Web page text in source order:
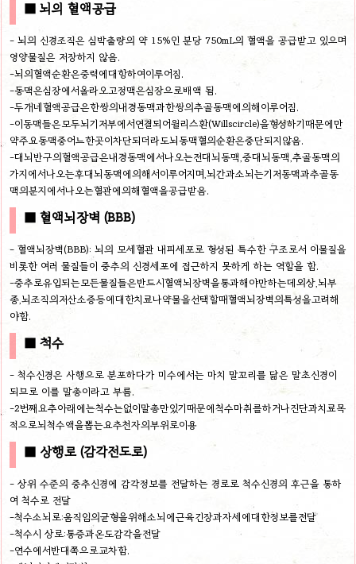
■ 뇌의 혈액공급
- 뇌의 신경조직은 심박출량의 약 15%인 분당 750mL의 혈액을 공급받고 있으며
영양물질은 저장하지 않음.
-뇌의혈액순환은중력에대항하여이루어짐.
-동맥은심장에서올라오고정맥은심장으로배액 됨.
-두개네혈액공급은한쌍의내경동맥과한쌍의추골동맥에의해이루어짐.
-이동맥들은모두뇌기저부에서연결되어윌리스환(Willscircle)을형성하기때문에만
약주요동맥중어느한곳이차단되더라도뇌동맥혈의순환은중단되지않음.
-대뇌반구의혈액공급은내경동맥에서나오는전대뇌동맥,중대뇌동맥,추골동맥의
가지에서나오는후대뇌동맥에의해서이루어지며,뇌간과소뇌는기저동맥과추골동
맥의분지에서나오는혈관에의해혈액을공급받음.
■ 혈액뇌장벽 (BBB)
- 혈액뇌장벽(BBB): 뇌의 모세혈관 내피세포로 형성된 특수한 구조로서 이물질을
비롯한 여러 물질들이 중추의 신경세포에 접근하지 못하게 하는 역할을 함.
-중추로유입되는모든물질들은반드시혈액뇌장벽을통과해야만하는데외상,뇌부
종,뇌조직의저산소증등에대한치료나약물을선택할때혈액뇌장벽의특성을고려해
야함.
■ 척수
- 척수신경은 사행으로 분포하다가 미수에서는 마치 말꼬리를 닮은 말초신경이
되므로 이를 말총이라고 부름.
-2번째요추아래에는척수는없이말총만있기때문에척수마취를하거나진단과치료목
적으로뇌척수액을뽑는요추천자의부위로이용
■ 상행로 (감각전도로)
- 상위 수준의 중추신경에 감각정보를 전달하는 경로로 척수신경의 후근을 통하
여 척수로 전달
-척수소뇌로:움직임의균형을위해소뇌에근육긴장과자세에대한정보를전달
-척수시 상로:통증과온도감각을전달
-연수에서반대쪽으로교차함.